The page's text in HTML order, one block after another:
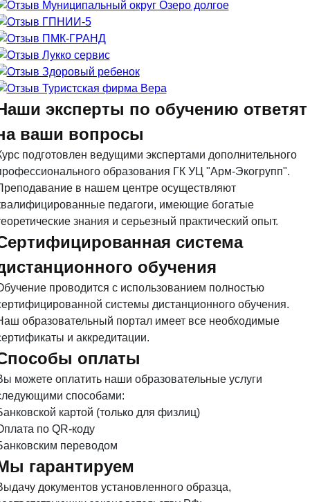
эксперты по обучению ответят
ваши вопросы
подготовлен ведущими экспертами дополнительного
образования ГК УЦ "Арм-Экогрупп".
в нашем центре осуществляют
педагоги, имеющие богатые
знания и серьезный практический опыт.
система
обучения
проводится с использованием полностью
системы дистанционного обучения.
образовательный портал имеет все необходимые
и аккредитации.
оплаты
можете оплатить наши образовательные услуги
способами:
картой (только для физлиц)
по QR-коду
переводом
гарантируем
документов установленного образца,